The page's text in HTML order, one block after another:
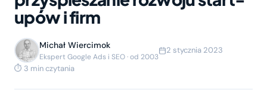
upów i firm
Michał Wiercimok
Ekspert Google Ads i SEO · od 2003
2 stycznia 2023
⏱ 3 min czytania